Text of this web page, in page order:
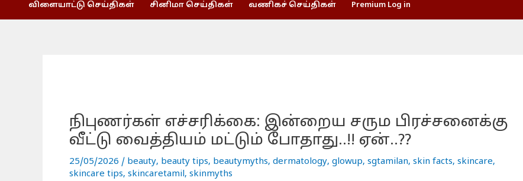
விளையாட்டு செய்திகள்
சினிமா செய்திகள் வணிகச் செய்திகள் Premium Log in
நிபுணர்கள் எச்சரிக்கை: இன்றைய சரும பிரச்சனைக்கு
வீட்டு வைத்தியம் மட்டும் போதாது..!! ஏன்..??
25/05/2026 / beauty, beauty tips, beautymyths, dermatology, glowup, sgtamilan, skin facts, skincare,
skincare tips, skincaretamil, skinmyths